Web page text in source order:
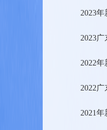
2023
2023
2022
2022
2021